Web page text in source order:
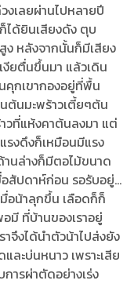
งเลยผ่านไปหลายปี
ได้ยินเสียงดัง ตุบ
หลังจากนั้นก็มีเสียง
งียตื่นขึ้นมา แล้วเดิน
คุกเขากองอยู่ที่พื้น
ต้นมะพร้าวเตี้ยๆต้น
วที่แห้งคาต้นลงมา แต่
รงดึงก็เหมือนมีแรง
นล่างก็มีตอไม้ขนาด
สัปดาห์ก่อน รอรับอยู่...
มื่อน้าลุกขึ้น เลือดก็ก็
มี ที่บ้านของเราอยู่
าจึงได้นำตัวน้าไปส่งยัง
ละบ่นหนาว เพราะเสีย
การผ่าตัดอย่างเร่ง